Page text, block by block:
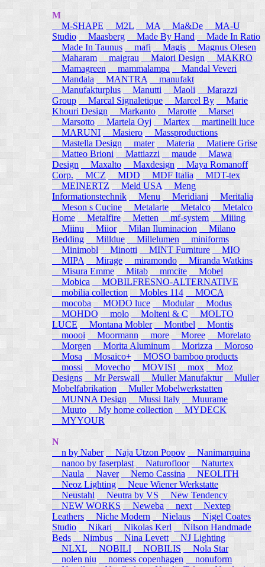
M
M-SHAPE
M2L MA Ma&De
MA-U
Studio
Maasberg Made By Hand
Made In Ratio
Made In Taunus
mafi Magis
Magnus Olesen
Maharam
maigrau Maiori Design
MAKRO
Mamagreen
mammalampa
Mandal Veveri
Mandala
MANTRA
manufakt
Manufakturplus
Manutti Maoli
Marazzi
Group
Marcal Signaletique Marcel By
Marie
Khouri Design
Markanto Marotte
Marset
Marsotto
Martela Oyj Martex
martinelli luce
MARUNI
Masiero
Massproductions
Mastella Design
mater Materia
Matiere Grise
Matteo Brioni
Mattiazzi maude
Mawa
Design
Maxalto Maxdesign
Maya Romanoff
Corp.
MCZ MDD MDF Italia
MDT-tex
MEINERTZ
Meld USA
Meng
Informationstechnik
Menu Meridiani
Meritalia
Meson s Cucine
Metalarte Metalco
Metalco
Home Metalfire Metten mf-system
Miiing
Miinu
Miior Milan Iluminacion
Milano
Bedding
Milldue Millelumen
miniforms
Minimobl Minotti MINT Furniture
MIO
MIPA
Mirage miramondo
Miranda Watkins
Misura Emme
Mitab mmcite
Mobel
Mobica
MOBILFRESNO-ALTERNATIVE
mobilia collection
Mobles 114
MOCA
mocoba
MODO luce Modular
Modus
MOHDO
molo Molteni & C
MOLTO
LUCE
Montana Mobler Montbel
Montis
moooi
Moormann more Moree
Morelato
Morgen
Morita Aluminum Morizza
Moroso
Mosa
Mosaico+
MOSO bamboo products
mossi
Movecho MOVISI mox
Moz
Designs
Mr Perswall Muller Manufaktur
Muller
Mobelfabrikation
Muller Mobelwerkstatten
MUNNA Design
Mussi Italy
Muurame
Muuto My home collection
MYDECK
MYYOUR
N
n by Naber
Naja Utzon Popov
Nanimarquina
nanoo by faserplast
Naturofloor
Naturtex
Naula
Naver Nemo Cassina
NEOLITH
Neoz Lighting
Neue Wiener Werkstatte
Neustahl
Neutra by VS
New Tendency
NEW WORKS
Neweba next
Nextep
Leathers
Niche Modern Nielaus
Nigel Coates
Studio
Nikari Nikolas Kerl
Nilson Handmade
Beds
Nimbus Nina Levett
NJ Lighting
NLXL
NOBILI NOBILIS
Nola Star
nolen niu
nomess copenhagen
nonuform